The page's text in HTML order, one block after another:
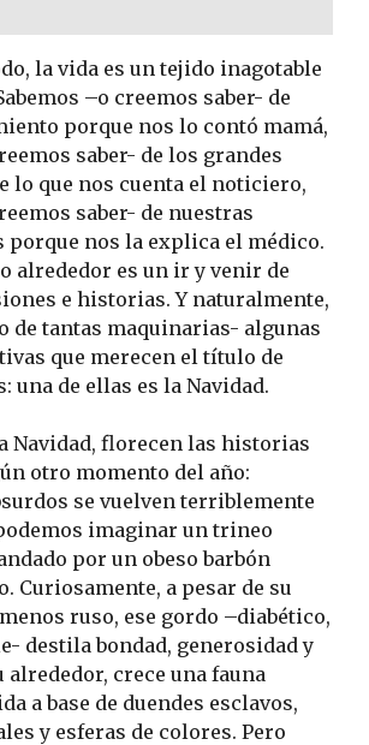
la vida es un tejido inagotable
–o creemos saber- de
porque nos lo contó mamá,
saber- de los grandes
lo que nos cuenta el noticiero,
saber- de nuestras
porque nos la explica el médico.
alrededor es un ir y venir de
e historias. Y naturalmente,
de tantas maquinarias- algunas
que merecen el título de
una de ellas es la Navidad.
Navidad, florecen las historias
otro momento del año:
se vuelven terriblemente
imaginar un trineo
por un obeso barbón
Curiosamente, a pesar de su
ruso, ese gordo –diabético,
destila bondad, generosidad y
alrededor, crece una fauna
a base de duendes esclavos,
y esferas de colores. Pero